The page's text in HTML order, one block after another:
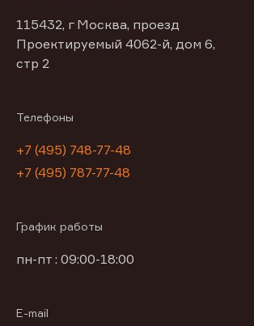
115432, г Москва, проезд
Проектируемый 4062-й, дом 6,
стр 2
Телефоны
+7 (495) 748-77-48
+7 (495) 787-77-48
График работы
пн-пт : 09:00-18:00
E-mail